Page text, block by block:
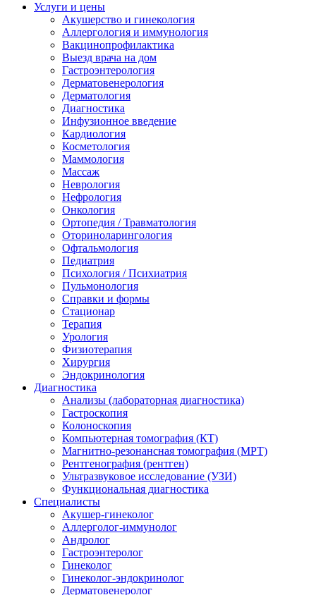
Услуги и цены
Акушерство и гинекология
Аллергология и иммунология
Вакцинопрофилактика
Выезд врача на дом
Гастроэнтерология
Дерматовенерология
Дерматология
Диагностика
Инфузионное введение
Кардиология
Косметология
Маммология
Массаж
Неврология
Нефрология
Онкология
Ортопедия / Травматология
Оториноларингология
Офтальмология
Педиатрия
Психология / Психиатрия
Пульмонология
Справки и формы
Стационар
Терапия
Урология
Физиотерапия
Хирургия
Эндокринология
Диагностика
Анализы (лабораторная диагностика)
Гастроскопия
Колоноскопия
Компьютерная томография (КТ)
Магнитно-резонансная томография (МРТ)
Рентгенография (рентген)
Ультразвуковое исследование (УЗИ)
Функциональная диагностика
Специалисты
Акушер-гинеколог
Аллерголог-иммунолог
Андролог
Гастроэнтеролог
Гинеколог
Гинеколог-эндокринолог
Дерматовенеролог